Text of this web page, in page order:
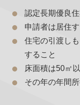
認定長期優良
申請者は居住
住宅の引渡し
すること
床面積は50㎡
その年の年間